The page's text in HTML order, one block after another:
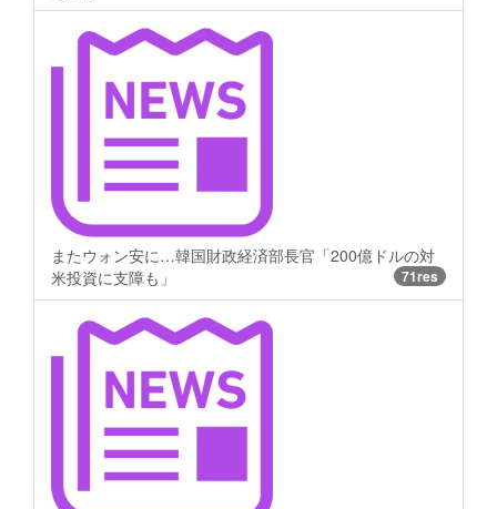
またウォン安に…韓国財政経済部長官「200億ドルの対
米投資に支障も」
71res